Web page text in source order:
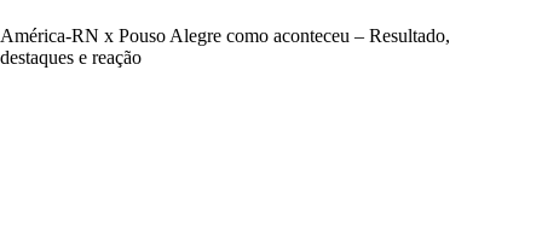
América-RN x Pouso Alegre como aconteceu – Resultado,
destaques e reação